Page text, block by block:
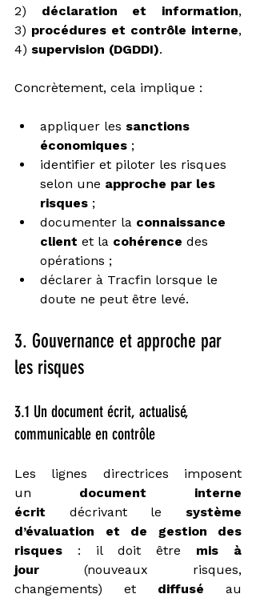
2) déclaration et information,
3) procédures et contrôle interne,
4) supervision (DGDDI).
Concrètement, cela implique :
appliquer les sanctions
économiques ;
identifier et piloter les risques
selon une approche par les
risques ;
documenter la connaissance
client et la cohérence des
opérations ;
déclarer à Tracfin lorsque le
doute ne peut être levé.
3. Gouvernance et approche par
les risques
3.1 Un document écrit, actualisé,
communicable en contrôle
Les lignes directrices imposent
un document interne
écrit décrivant le système
d’évaluation et de gestion des
risques : il doit être mis à
jour (nouveaux risques,
changements) et diffusé au